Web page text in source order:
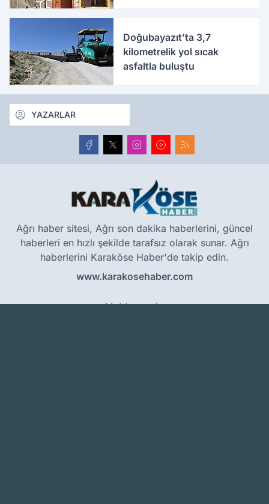
Doğubayazıt’ta 3,7
kilometrelik yol sıcak
asfaltla buluştu
YAZARLAR
Ağrı haber sitesi, Ağrı son dakika haberlerini, güncel
haberleri en hızlı şekilde tarafsız olarak sunar. Ağrı
haberlerini Karaköse Haber'de takip edin.
www.karakosehaber.com
Hakkımızda